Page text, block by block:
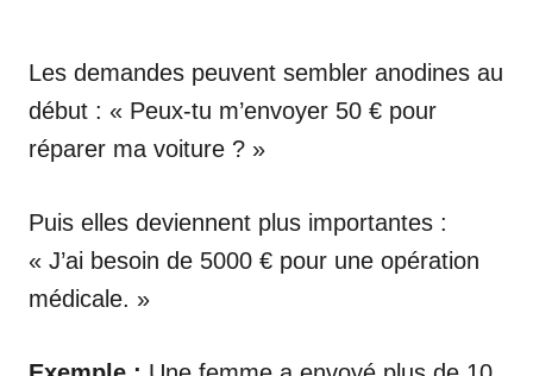
Les demandes peuvent sembler anodines au
début : « Peux-tu m’envoyer 50 € pour
réparer ma voiture ? »
Puis elles deviennent plus importantes :
« J’ai besoin de 5000 € pour une opération
médicale. »